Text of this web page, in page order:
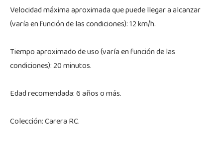
Velocidad máxima aproximada que puede llegar a alcanzar
(varía en función de las condiciones): 12 km/h.
Tiempo aproximado de uso (varía en función de las
condiciones): 20 minutos.
Edad recomendada: 6 años o más.
Colección: Carera RC.